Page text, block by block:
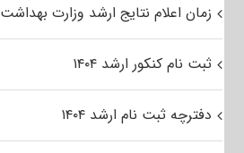
زمان اعلام نتایج ارشد وزارت بهداشت ۱۴۰۳
ثبت نام کنکور ارشد ۱۴۰۴
دفترچه ثبت نام ارشد ۱۴۰۴